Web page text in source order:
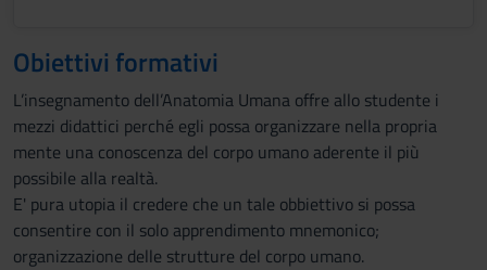
Obiettivi formativi
L’insegnamento dell’Anatomia Umana offre allo studente i
mezzi didattici perché egli possa organizzare nella propria
mente una conoscenza del corpo umano aderente il più
possibile alla realtà.
E' pura utopia il credere che un tale obbiettivo si possa
consentire con il solo apprendimento mnemonico;
organizzazione delle strutture del corpo umano.